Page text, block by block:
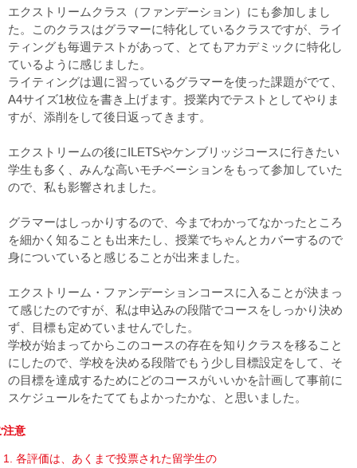
エクストリームクラス（ファンデーション）にも参加しまし
た。このクラスはグラマーに特化しているクラスですが、ライ
ティングも毎週テストがあって、とてもアカデミックに特化し
ているように感じました。
ライティングは週に習っているグラマーを使った課題がでて、
A4サイズ1枚位を書き上げます。授業内でテストとしてやりま
すが、添削をして後日返ってきます。
エクストリームの後にILETSやケンブリッジコースに行きたい
学生も多く、みんな高いモチベーションをもって参加していた
ので、私も影響されました。
グラマーはしっかりするので、今までわかってなかったところ
を細かく知ることも出来たし、授業でちゃんとカバーするので
身についていると感じることが出来ました。
エクストリーム・ファンデーションコースに入ることが決まっ
て感じたのですが、私は申込みの段階でコースをしっかり決め
ず、目標も定めていませんでした。
学校が始まってからこのコースの存在を知りクラスを移ること
にしたので、学校を決める段階でもう少し目標設定をして、そ
の目標を達成するためにどのコースがいいかを計画して事前に
スケジュールをたててもよかったかな、と思いました。
注意
各評価は、あくまで投票された留学生の